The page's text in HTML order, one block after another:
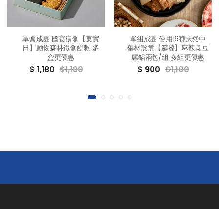
單盒成團 國宴禮盒【菓實
日】動物森林鐵盒餅乾 多
盒更優惠
$ 1,180 $1,180
單組成團 使用16種天然中
藥材熬煮【筵饕】麻辣臭豆
腐鍋兩包/組 多組更優惠
$ 900 $1,100